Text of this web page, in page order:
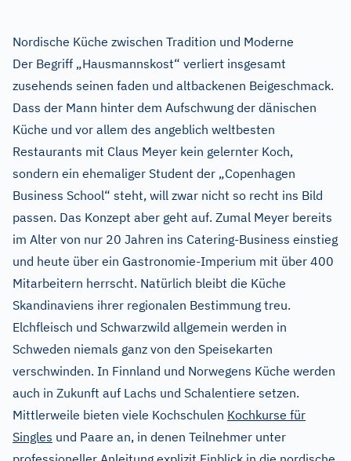
Nordische Küche zwischen Tradition und Moderne
Der Begriff „Hausmannskost“ verliert insgesamt
zusehends seinen faden und altbackenen Beigeschmack.
Dass der Mann hinter dem Aufschwung der dänischen
Küche und vor allem des angeblich weltbesten
Restaurants mit Claus Meyer kein gelernter Koch,
sondern ein ehemaliger Student der „Copenhagen
Business School“ steht, will zwar nicht so recht ins Bild
passen. Das Konzept aber geht auf. Zumal Meyer bereits
im Alter von nur 20 Jahren ins Catering-Business einstieg
und heute über ein Gastronomie-Imperium mit über 400
Mitarbeitern herrscht. Natürlich bleibt die Küche
Skandinaviens ihrer regionalen Bestimmung treu.
Elchfleisch und Schwarzwild allgemein werden in
Schweden niemals ganz von den Speisekarten
verschwinden. In Finnland und Norwegens Küche werden
auch in Zukunft auf Lachs und Schalentiere setzen.
Mittlerweile bieten viele Kochschulen Kochkurse für
Singles und Paare an, in denen Teilnehmer unter